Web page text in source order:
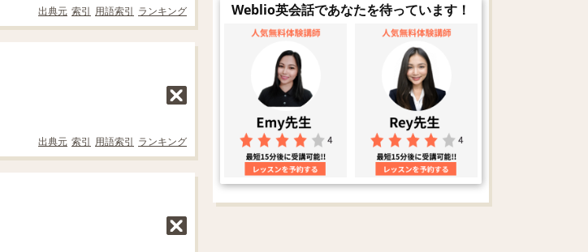
出典元 索引 用語索引 ランキング
出典元 索引 用語索引 ランキング
Weblio英会話であなたを待っています！